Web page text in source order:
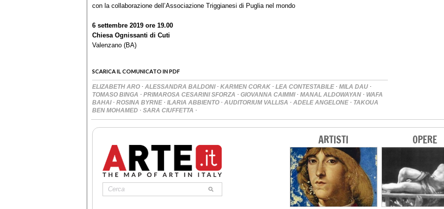
con la collaborazione dell’Associazione Triggianesi di Puglia nel mondo
6 settembre 2019 ore 19.00
Chiesa Ognissanti di Cuti
Valenzano (BA)
SCARICA IL COMUNICATO IN PDF
ELIZABETH ARO · ALESSANDRA BALDONI · KARMEN CORAK · LEA CONTESTABILE · MILA DAU ·
TOMASO BINGA · PRIMAROSA CESARINI SFORZA · GIOVANNA CAIMMI · MANAL ALDOWAYAN · WAFA
BAHAI · ROSINA BYRNE · ILARIA ABBIENTO · AUDITORIUM VALLISA · ADELE ANGELONE · TAKOUA
BEN MOHAMED · SARA CIUFFETTA ·
ARTISTI OPERE